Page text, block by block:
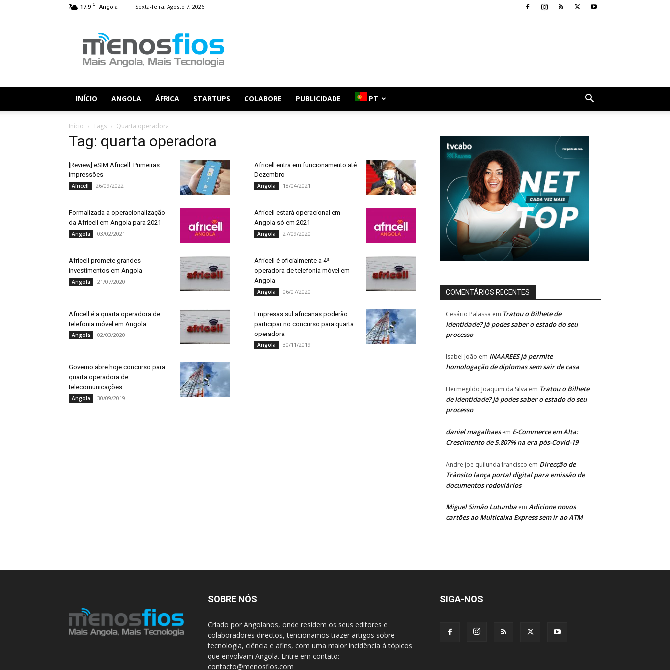
17.9 C Angola Sexta-feira, Agosto 7, 2026
Fios
INÍCIO ANGOLA ÁFRICA STARTUPS COLABORE PUBLICIDADE PT
Início Tags Quarta operadora
Tag: quarta operadora
[Review] eSIM Africell: Primeiras
impressões
Africell 26/09/2022
Africell entra em funcionamento até
Dezembro
Angola 18/04/2021
Formalizada a operacionalização
da Africell em Angola para 2021
Angola 03/02/2021
Africell estará operacional em
Angola só em 2021
Angola 27/09/2020
Africell promete grandes
investimentos em Angola
Angola 21/07/2020
Africell é oficialmente a 4ª
operadora de telefonia móvel em
Angola
Angola 06/07/2020
Africell é a quarta operadora de
telefonia móvel em Angola
Angola 02/03/2020
Empresas sul africanas poderão
participar no concurso para quarta
operadora
Angola 30/11/2019
Governo abre hoje concurso para
quarta operadora de
telecomunicações
Angola 30/09/2019
COMENTÁRIOS RECENTES
Cesário Palassa em Tratou o Bilhete de
Identidade? Já podes saber o estado do seu
processo
Isabel João em INAAREES já permite
homologação de diplomas sem sair de casa
Hermegildo Joaquim da Silva em Tratou o Bilhete
de Identidade? Já podes saber o estado do seu
processo
daniel magalhaesem E-Commerce em Alta:
Crescimento de 5.807% na era pós-Covid-19
Andre joe quilunda francisco em Direcção de
Trânsito lança portal digital para emissão de
documentos rodoviários
Miguel Simão Lutumba em Adicione novos
cartões ao Multicaixa Express sem ir ao ATM
SOBRE NÓS
Criado por Angolanos, onde residem os seus editores e
colaboradores directos, tencionamos trazer artigos sobre
tecnologia, ciência e afins, com uma maior incidência à tópicos
que envolvam Angola. Entre em contato:
contacto@menosfios.com
SIGA-NOS